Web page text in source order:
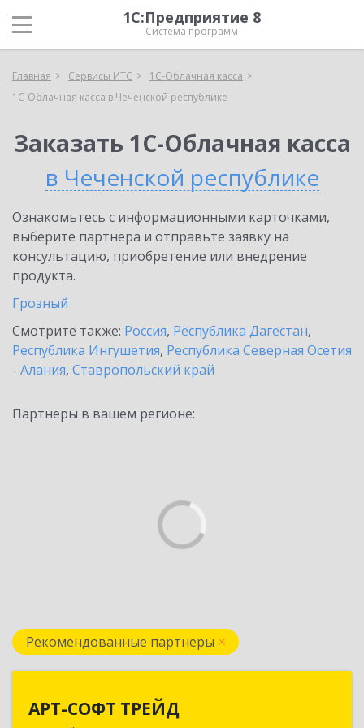
1С:Предприятие 8
Система программ
Главная Сервисы ИТС
1С-Облачная касса
1С-Облачная касса в Чеченской республике
Заказать 1С-Облачная касса
в Чеченской республике
Ознакомьтесь с информационными карточками,
выберите партнёра и отправьте заявку на
консультацию, приобретение или внедрение
продукта.
Грозный
Смотрите также: Россия, Республика Дагестан,
Республика Ингушетия, Республика Северная Осетия
- Алания, Ставропольский край
Партнеры в вашем регионе:
Рекомендованные партнеры
АРТ-СОФТ ТРЕЙД